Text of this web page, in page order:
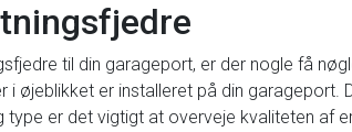
til din garageport, er der nogle få
øjeblikket er installeret på din
er det vigtigt at overveje kvaliteten af